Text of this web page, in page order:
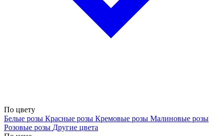
По цвету
Белые розы Красные розы Кремовые розы Малиновые розы
Розовые розы Другие цвета